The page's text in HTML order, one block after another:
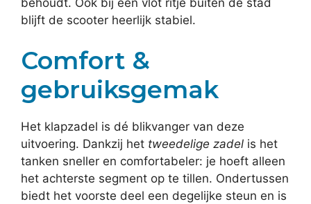
blijft de scooter heerlijk stabiel.
Comfort &
gebruiksgemak
Het klapzadel is dé blikvanger van deze
uitvoering. Dankzij het tweedelige zadel is het
tanken sneller en comfortabeler: je hoeft alleen
het achterste segment op te tillen. Ondertussen
biedt het voorste deel een degelijke steun en is